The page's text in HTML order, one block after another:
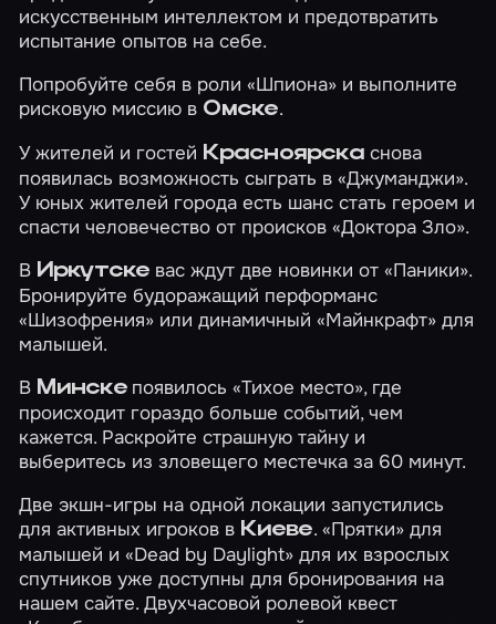
искусственным интеллектом и предотвратить
испытание опытов на себе.
Попробуйте себя в роли«Шпиона» и выполните
рисковую миссию в Омске.
У жителей и гостей Красноярскаснова
появилась возможность сыграть в«Джуманджи».
У юных жителей города есть шанс стать героем и
спасти человечество от происков«Доктора Зло».
В Иркутске вас ждут две новинки от «Паники».
Бронируйте будоражащий перформанс
«Шизофрения» или динамичный«Майнкрафт» для
малышей.
В Минске появилось «Тихое место», где
происходит гораздо больше событий, чем
кажется. Раскройте страшную тайну и
выберитесь из зловещего местечка за 60 минут.
Две экшн-игры на одной локации запустились
для активных игроков в Киеве. «Прятки»для
малышей и«Dead by Daylight» для их взрослых
спутников уже доступны для бронирования на
нашем сайте. Двухчасовой ролевой квест